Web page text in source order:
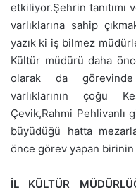
etkiliyor.Şehrin
varlıklarına sahip
yazık ki iş bilmez
Kültür müdürü daha
olarak da görevinde
varlıklarının çoğu
Çevik,Rahmi
büyüdüğü hatta
önce görev yapan birinin
İL KÜLTÜR